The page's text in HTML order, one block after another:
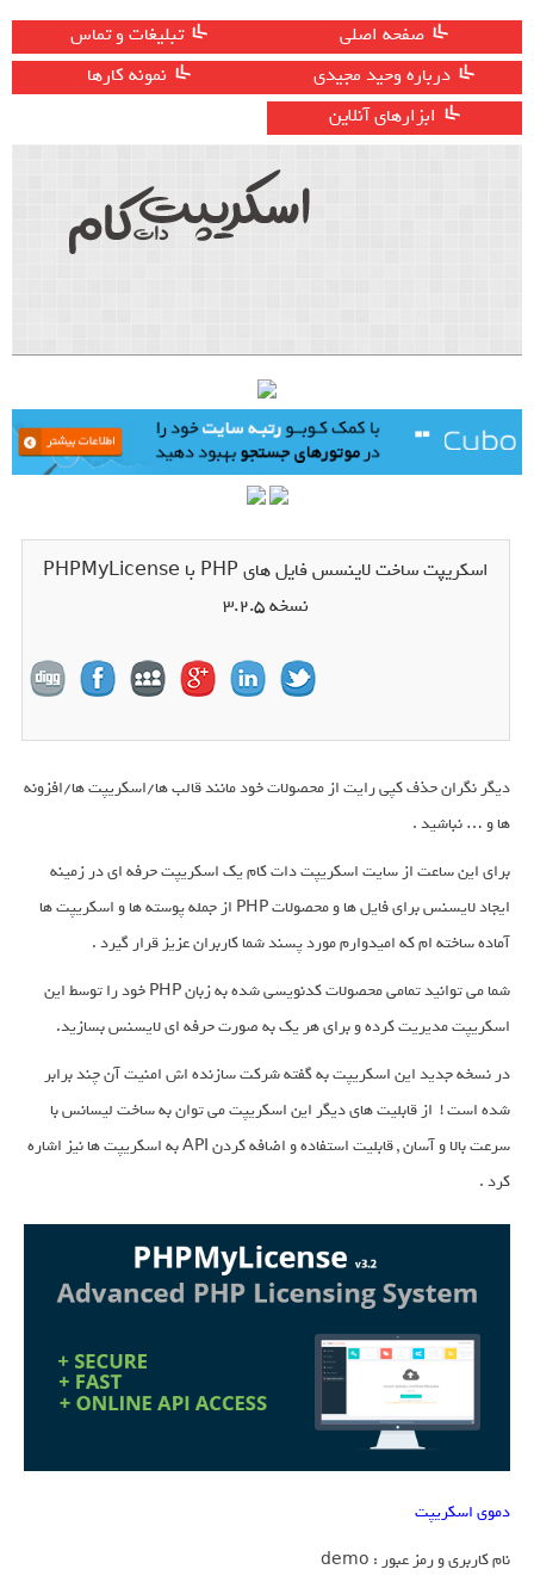
صفحه اصلی
تبلیغات و تماس
درباره وحید مجیدی
نمونه کارها
ابزارهای آنلاین
اسکریپت ساخت لاینسس فایل های PHP با PHPMyLicense
نسخه 3.2.5
دیگر نگران حذف کپی رایت از محصولات خود مانند قالب ها/اسکریپت ها/افزونه
ها و … نباشید .
برای این ساعت از سایت اسکریپت دات کام یک اسکریپت حرفه ای در زمینه
ایجاد لایسنس برای فایل ها و محصولات PHP از جمله پوسته ها و اسکریپت ها
آماده ساخته ام که امیدوارم مورد پسند شما کاربران عزیز قرار گیرد .
شما می توانید تمامی محصولات کدنویسی شده به زبان PHP خود را توسط این
اسکریپت مدیریت کرده و برای هر یک به صورت حرفه ای لایسنس بسازید.
در نسخه جدید این اسکریپت به گفته شرکت سازنده اش امنیت آن چند برابر
شده است ! از قابلیت های دیگر این اسکریپت می توان به ساخت لیسانس با
سرعت بالا و آسان , قابلیت استفاده و اضافه کردن API به اسکریپت ها نیز اشاره
کرد .
دموی اسکریپت
نام کاربری و رمز عبور : demo